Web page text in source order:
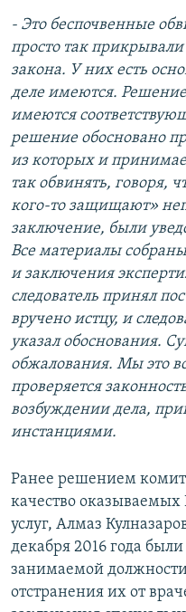
- Это беспочвенные
просто так
закона. У них есть
деле имеются.
имеются
решение обосновано
из которых и
так обвинять, говоря,
кого-то защищают»
заключение, были
Все материалы
и заключения
следователь принял
вручено истцу, и
указал обоснования.
обжалования. Мы это
проверяется
возбуждении дела,
инстанциями.
Ранее решением
качество
услуг, Алмаз
декабря 2016 года
занимаемой
отстранения их от